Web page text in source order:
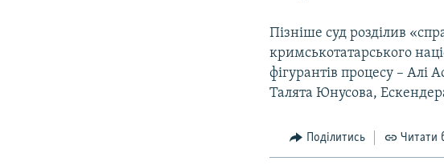
Пізніше суд розділив
кримськотатарського
фігурантів процесу –
Талята Юнусова,
Поділитись Читати